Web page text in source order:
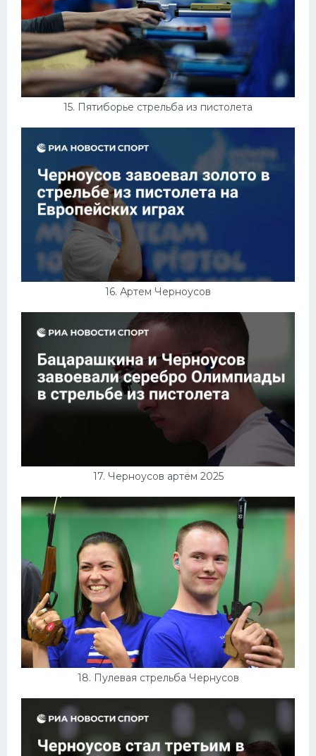
15. Пятиборье стрельба из пистолета
16. Артем Черноусов
17. Черноусов артём 2025
18. Пулевая стрельба Чернусов